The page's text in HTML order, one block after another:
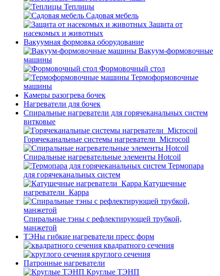
Теплицы
Садовая мебель
Защита от
насекомых и животных
Вакуумная формовка оборудование
Вакуум-формовочные
машины
Формовочный стол
Термоформовочные
машины
Камеры разогрева бочек
Нагреватели для бочек
Спиральные нагреватели для горячеканальных систем
витковые
Горячеканальные системы нагреватели_Microcoil
Спиральные нагревательные элементы Hotcoil
Термопара
для горячеканальных систем
Катушечные
нагреватели_Карра
Спиральные тэны с рефлектирующей трубкой,
манжетой
ТЭНы гибкие нагреватели пресс форм
квадратного сечения
круглого сечения
Патронные нагреватели
Круглые ТЭНП